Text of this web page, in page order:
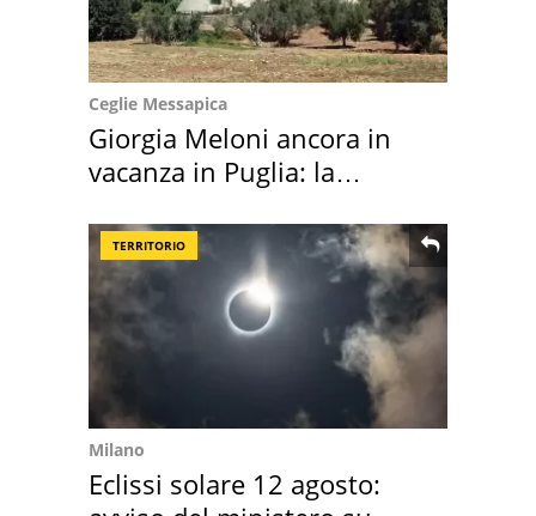
Ceglie Messapica
Giorgia Meloni ancora in
vacanza in Puglia: la
TERRITORIO
Milano
Eclissi solare 12 agosto: